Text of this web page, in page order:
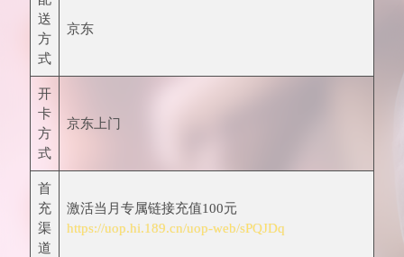
送
方
式
京东
开
卡
方
式
京东上门
首
充
渠
道
激活当月专属链接充值100元
https://uop.hi.189.cn/uop-web/sPQJDq